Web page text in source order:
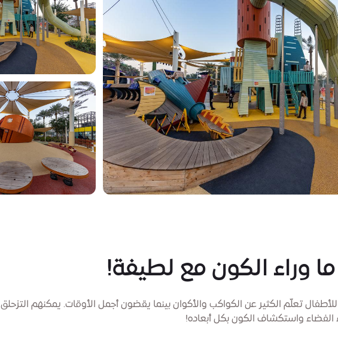
وراء الكون مع لطيفة!
تعلّم الكثير عن الكواكب والأكوان بينما يقضون أجمل الأوقات. يمكنهم التزحلق
الفضاء واستكشاف الكون بكل أبعاده!